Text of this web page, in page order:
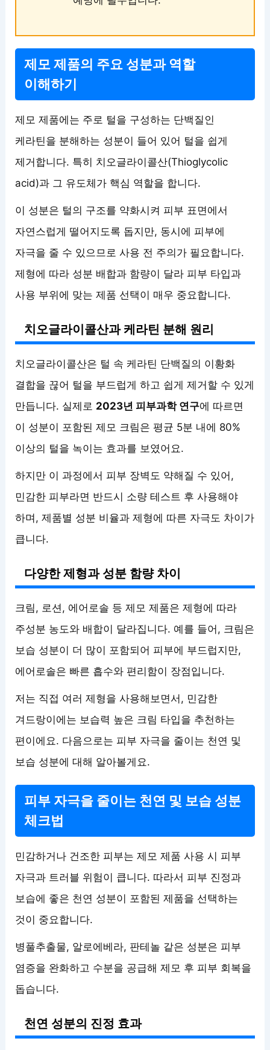
제모 제품의 주요 성분과 역할
이해하기
제모 제품에는 주로 털을 구성하는 단백질인
케라틴을 분해하는 성분이 들어 있어 털을 쉽게
제거합니다. 특히 치오글라이콜산(Thioglycolic
acid)과 그 유도체가 핵심 역할을 합니다.
이 성분은 털의 구조를 약화시켜 피부 표면에서
자연스럽게 떨어지도록 돕지만, 동시에 피부에
자극을 줄 수 있으므로 사용 전 주의가 필요합니다.
제형에 따라 성분 배합과 함량이 달라 피부 타입과
사용 부위에 맞는 제품 선택이 매우 중요합니다.
치오글라이콜산과 케라틴 분해 원리
치오글라이콜산은 털 속 케라틴 단백질의 이황화
결합을 끊어 털을 부드럽게 하고 쉽게 제거할 수 있게
만듭니다. 실제로 2023년 피부과학 연구에 따르면
이 성분이 포함된 제모 크림은 평균 5분 내에 80%
이상의 털을 녹이는 효과를 보였어요.
하지만 이 과정에서 피부 장벽도 약해질 수 있어,
민감한 피부라면 반드시 소량 테스트 후 사용해야
하며, 제품별 성분 비율과 제형에 따른 자극도 차이가
큽니다.
다양한 제형과 성분 함량 차이
크림, 로션, 에어로솔 등 제모 제품은 제형에 따라
주성분 농도와 배합이 달라집니다. 예를 들어, 크림은
보습 성분이 더 많이 포함되어 피부에 부드럽지만,
에어로솔은 빠른 흡수와 편리함이 장점입니다.
저는 직접 여러 제형을 사용해보면서, 민감한
겨드랑이에는 보습력 높은 크림 타입을 추천하는
편이에요. 다음으로는 피부 자극을 줄이는 천연 및
보습 성분에 대해 알아볼게요.
피부 자극을 줄이는 천연 및 보습 성분
체크법
민감하거나 건조한 피부는 제모 제품 사용 시 피부
자극과 트러블 위험이 큽니다. 따라서 피부 진정과
보습에 좋은 천연 성분이 포함된 제품을 선택하는
것이 중요합니다.
병풀추출물, 알로에베라, 판테놀 같은 성분은 피부
염증을 완화하고 수분을 공급해 제모 후 피부 회복을
돕습니다.
천연 성분의 진정 효과